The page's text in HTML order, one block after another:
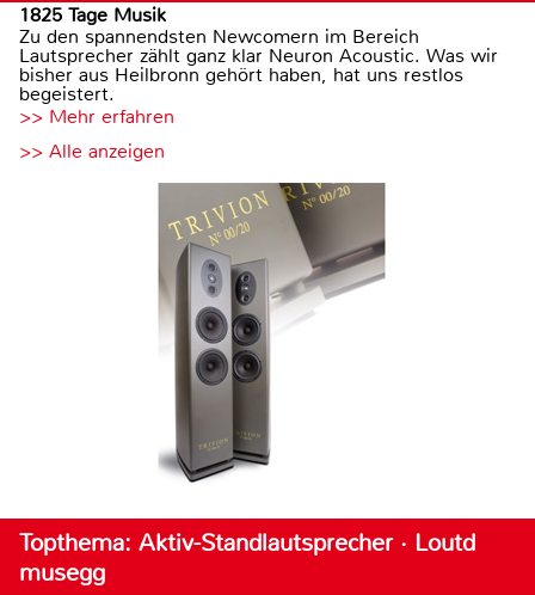
1825 Tage Musik
Zu den spannendsten Newcomern im Bereich
Lautsprecher zählt ganz klar Neuron Acoustic. Was wir
bisher aus Heilbronn gehört haben, hat uns restlos
begeistert.
>> Mehr erfahren
>> Alle anzeigen
Topthema: Aktiv-Standlautsprecher · Loutd
musegg